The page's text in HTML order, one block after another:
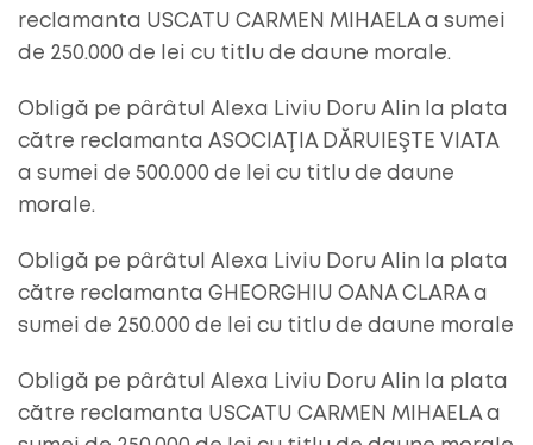
reclamanta USCATU CARMEN MIHAELA a sumei
de 250.000 de lei cu titlu de daune morale.
Obligă pe pârâtul Alexa Liviu Doru Alin la plata
către reclamanta ASOCIAŢIA DĂRUIEŞTE VIATA
a sumei de 500.000 de lei cu titlu de daune
morale.
Obligă pe pârâtul Alexa Liviu Doru Alin la plata
către reclamanta GHEORGHIU OANA CLARA a
sumei de 250.000 de lei cu titlu de daune morale
Obligă pe pârâtul Alexa Liviu Doru Alin la plata
către reclamanta USCATU CARMEN MIHAELA a